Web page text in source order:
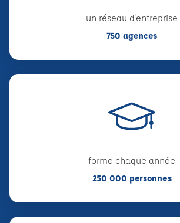
un réseau d'entreprise
750 agences
forme chaque année
250 000 personnes